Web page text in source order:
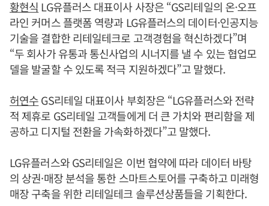
황현식 LG유플러스 대표이사 사장은 “GS리테일의 온·오프
라인 커머스 플랫폼 역량과 LG유플러스의 데이터·인공지능
기술을 결합한 리테일테크로 고객경험을 혁신하겠다”며
“두 회사가 유통과 통신사업의 시너지를 낼 수 있는 협업모
델을 발굴할 수 있도록 적극 지원하겠다”고 말했다.
허연수GS리테일 대표이사 부회장은 “LG유플러스와 전략
적 제휴로 GS리테일 고객들에게 더 큰 가치와 편리함을 제
공하고 디지털 전환을 가속화하겠다”고 말했다.
LG유플러스와 GS리테일은 이번 협약에 따라 데이터 바탕
의 상권·매장 분석을 통한 스마트스토어를 구축하고 미래형
매장 구축을 위한 리테일테크 솔루션상품들을 기획한다.